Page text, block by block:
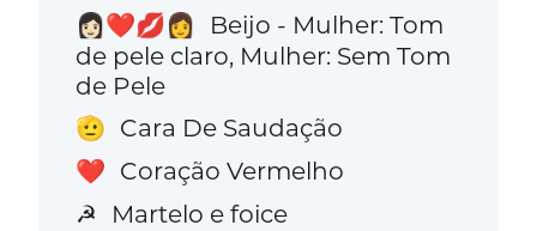
👩🏻‍❤️‍💋‍👩
Beijo - Mulher: Tom
de pele claro, Mulher: Sem Tom
de Pele
🫡 Cara De Saudação
❤️ Coração Vermelho
☭ Martelo e foice